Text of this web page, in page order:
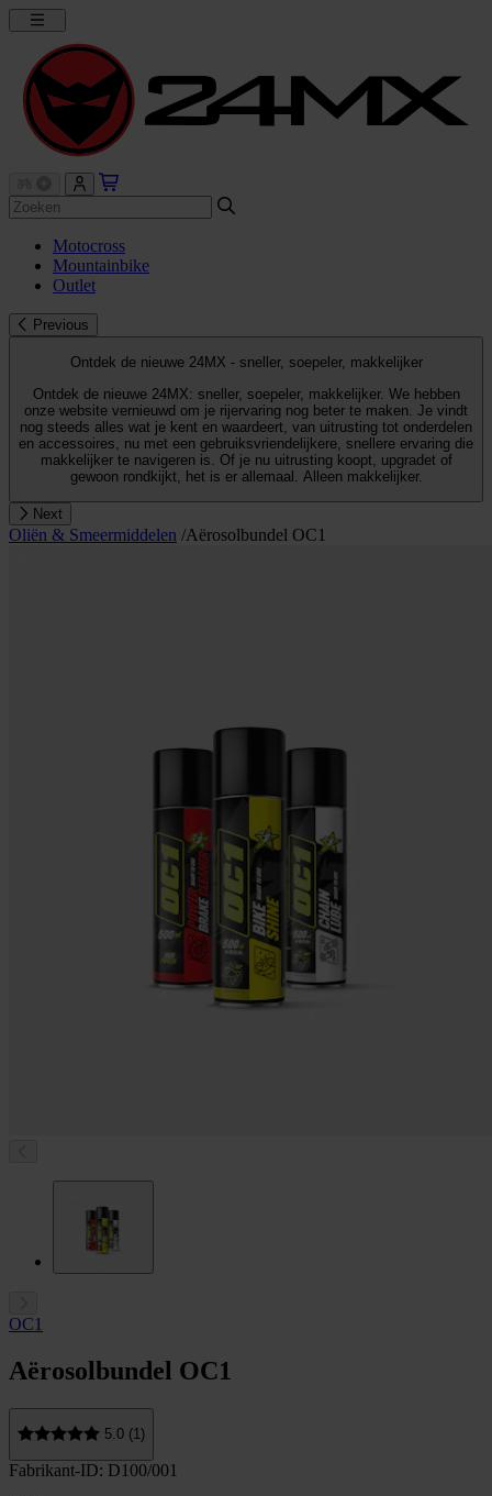
Motocross
Mountainbike
Outlet
Previous
Ontdek de nieuwe 24MX - sneller, soepeler, makkelijker
Ontdek de nieuwe 24MX: sneller, soepeler, makkelijker. We hebben
onze website vernieuwd om je rijervaring nog beter te maken. Je vindt
nog steeds alles wat je kent en waardeert, van uitrusting tot onderdelen
en accessoires, nu met een gebruiksvriendelijkere, snellere ervaring die
makkelijker te navigeren is. Of je nu uitrusting koopt, upgradet of
gewoon rondkijkt, het is er allemaal. Alleen makkelijker.
Next
Oliën & Smeermiddelen /Aërosolbundel OC1
OC1
Aërosolbundel OC1
5.0 (1)
Fabrikant-ID: D100/001